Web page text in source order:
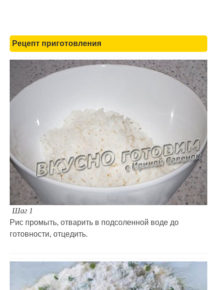
Рецепт приготовления
Шаг 1
Рис промыть, отварить в подсоленной воде до
готовности, отцедить.